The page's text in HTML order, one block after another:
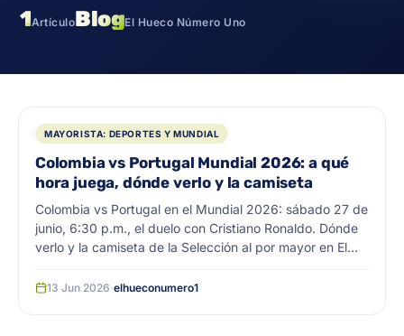
1ArtículoBlogEl Hueco Número Uno
MAYORISTA: DEPORTES Y MUNDIAL
Colombia vs Portugal Mundial 2026: a qué
hora juega, dónde verlo y la camiseta
Colombia vs Portugal en el Mundial 2026: sábado 27 de
junio, 6:30 p.m., el duelo con Cristiano Ronaldo. Dónde
verlo y la camiseta de la Selección al por mayor en El
13 Jun 2026·elhueconumero1